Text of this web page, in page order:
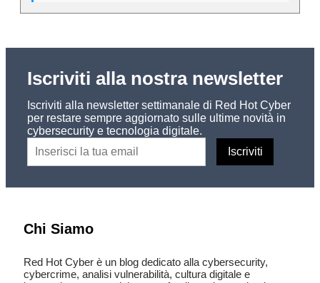
Iscriviti alla nostra newsletter
Iscriviti alla newsletter settimanale di Red Hot Cyber
per restare sempre aggiornato sulle ultime novità in
cybersecurity e tecnologia digitale.
Chi Siamo
Red Hot Cyber è un blog dedicato alla cybersecurity,
cybercrime, analisi vulnerabilità, cultura digitale e